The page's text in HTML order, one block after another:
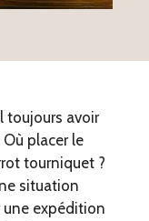
toujours avoir
placer le
tourniquet ?
situation
une expédition